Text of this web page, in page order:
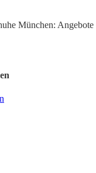
München: Angebote